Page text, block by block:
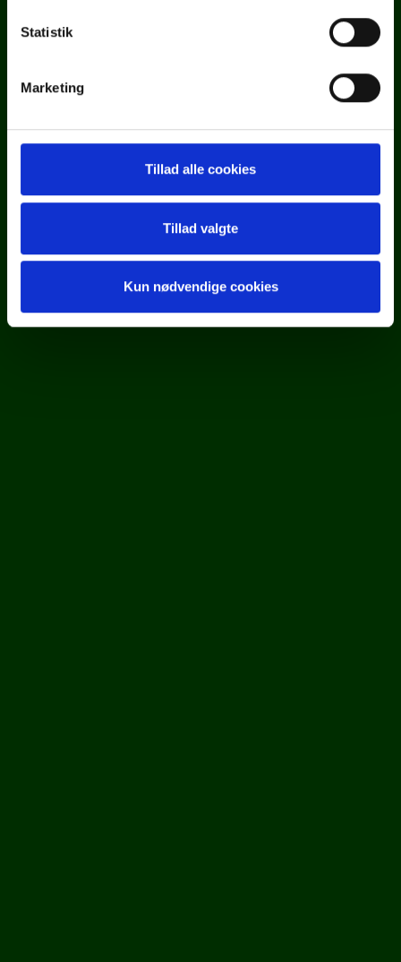
Statistik
Marketing
Tillad alle cookies
Tillad valgte
Kun nødvendige cookies
FIND VEJ